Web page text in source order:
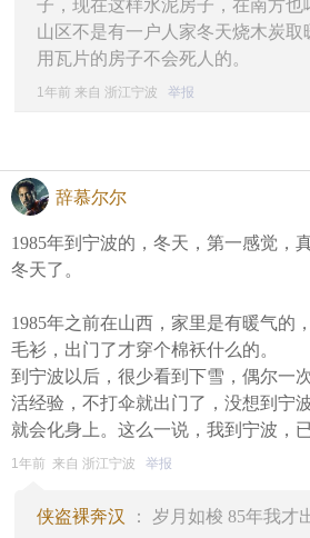
子，现在这样水泥房子，在南方也
山区不是有一户人家冬天烧木炭取
用瓦片的房子不会死人的。
1年前 来自 浙江宁波 举报
辞慕尔尔
1985年到宁波的，冬天，第一感觉，
冬天了。
1985年之前在山西，家里是有暖气的
毛衫，出门了才穿个棉袄什么的。
到宁波以后，很少看到下雪，偶尔一
活经验，不打伞就出门了，没想到宁
就会化身上。这么一说，我到宁波，
1年前 来自 浙江宁波 举报
侠盗裸奔汉 ： 岁月如梭 85年我才